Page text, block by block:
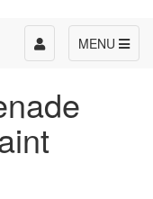
MENU
Toggle
navigation